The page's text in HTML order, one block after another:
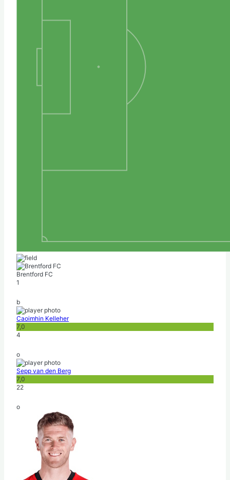
Brentford FC
1
b
Caoimhin Kelleher
7,0
4
o
Sepp van den Berg
7,0
22
o